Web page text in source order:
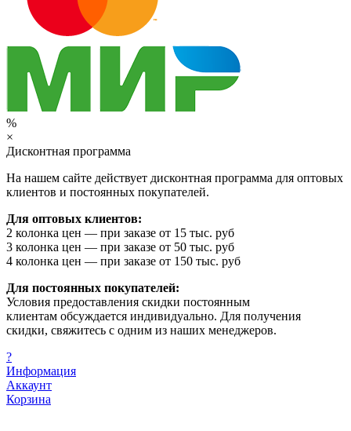
%
×
Дисконтная программа
На нашем сайте действует дисконтная программа для оптовых
клиентов и постоянных покупателей.
Для оптовых клиентов:
2 колонка цен — при заказе от 15 тыс. руб
3 колонка цен — при заказе от 50 тыс. руб
4 колонка цен — при заказе от 150 тыс. руб
Для постоянных покупателей:
Условия предоставления скидки постоянным
клиентам обсуждается индивидуально. Для получения
скидки, свяжитесь с одним из наших менеджеров.
?
Информация
Аккаунт
Корзина